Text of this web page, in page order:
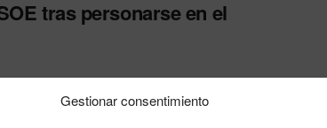
Gestionar consentimiento
tras personarse en el
de Organización del PSOE, Santos Cerdán,
este lunes cualquier tipo de irregularidad